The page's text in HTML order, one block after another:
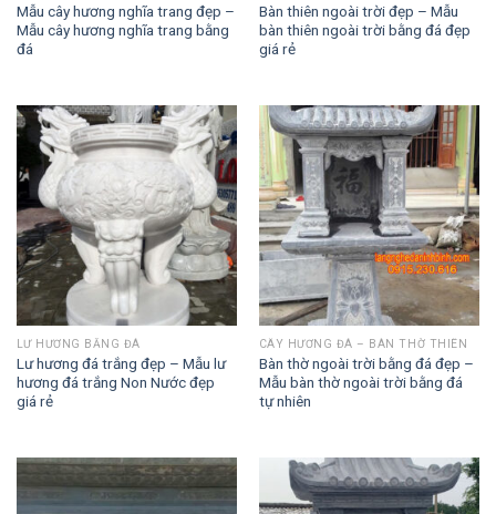
Mẫu cây hương nghĩa trang đẹp –
Mẫu cây hương nghĩa trang bằng
đá
Bàn thiên ngoài trời đẹp – Mẫu
bàn thiên ngoài trời bằng đá đẹp
giá rẻ
LƯ HƯƠNG BẰNG ĐÁ
Lư hương đá trắng đẹp – Mẫu lư
hương đá trắng Non Nước đẹp
giá rẻ
CÂY HƯƠNG ĐÁ – BÀN THỜ THIÊN
Bàn thờ ngoài trời bằng đá đẹp –
Mẫu bàn thờ ngoài trời bằng đá
tự nhiên